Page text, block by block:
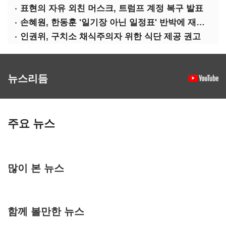
표현의 자유 외친 머스크, 트럼프 계정 복구 발표
손혜원, 한동훈 '일기장 아닌 일정표' 반박에 재반박
인권위, 구치소 채식주의자 위한 식단 제공 권고
뉴스리듬
주요 뉴스
많이 본 뉴스
함께 볼만한 뉴스